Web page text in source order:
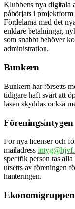
Klubbens nya digitala
påbörjats i projektform
Fördelarna med det
enklare betalningar,
som snabbt behöver
administration.
Bunkern
Bunkern har försetts
tidigare haft svårt att
låsen skyddas också
Föreningsintygen
För nya licenser och
mailadress
specifik person tas
utsetts av föreningen
hanteringen.
Ekonomigruppen